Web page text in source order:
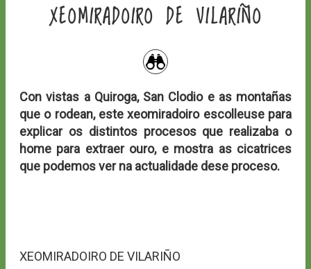
XEOMIRADOIRO DE VILARIÑO
Con vistas a Quiroga, San Clodio e as montañas
que o rodean, este xeomiradoiro escolleuse para
explicar os distintos procesos que realizaba o
home para extraer ouro, e mostra as cicatrices
que podemos ver na actualidade dese proceso.
XEOMIRADOIRO DE VILARIÑO